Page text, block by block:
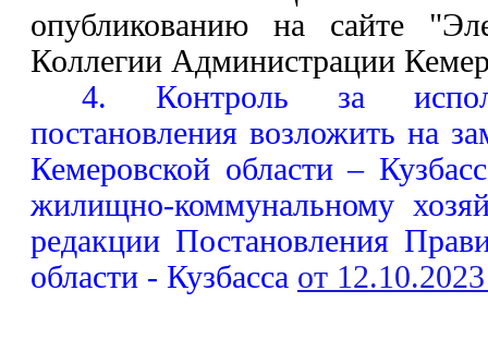
опубликованию на сайте
Коллегии Администрации
4. Контроль за
постановления возложить на
Кемеровской области –
жилищно-коммунальному
редакции Постановления
области - Кузбасса от